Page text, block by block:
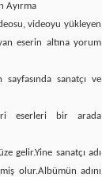
Ayırma
videoyu yükleyen
eserin altına yorum
sayfasında sanatçı ve
eserleri bir arada
gelir.Yine sanatçı adı
olur.Albümün adını